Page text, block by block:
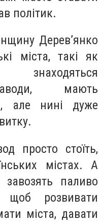
політик.
Дерев’янко
міста, такі як
мають
але нині дуже
просто стоїть,
містах. А
паливо
щоб розвивати
міста, давати